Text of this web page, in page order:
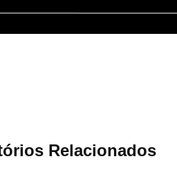
Relacionados